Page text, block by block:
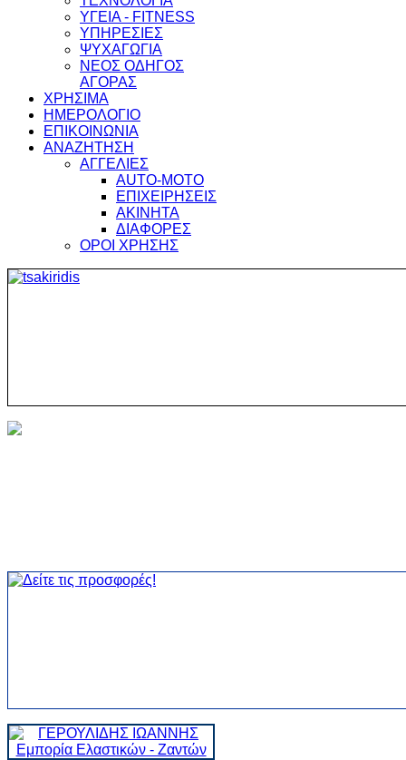
ΥΓΕΙΑ - FITNESS
ΥΠΗΡΕΣΙΕΣ
ΨΥΧΑΓΩΓΙΑ
ΝΕΟΣ ΟΔΗΓΟΣ
ΑΓΟΡΑΣ
ΧΡΗΣΙΜΑ
ΗΜΕΡΟΛΟΓΙΟ
ΕΠΙΚΟΙΝΩΝΙΑ
ΑΝΑΖΗΤΗΣΗ
ΑΓΓΕΛΙΕΣ
AUTO-MOTO
ΕΠΙΧΕΙΡΗΣΕΙΣ
ΑΚΙΝΗΤΑ
ΔΙΑΦΟΡΕΣ
ΟΡΟΙ ΧΡΗΣΗΣ